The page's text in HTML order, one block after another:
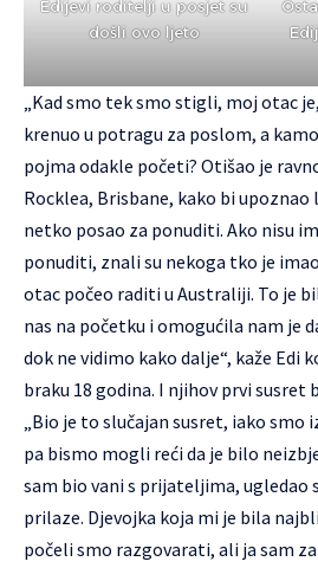
Edijevi roditelji u posjet su
došli ovo ljeto
„Kad smo tek smo stigli, moj otac
krenuo u potragu za poslom, a
pojma odakle početi? Otišao je
Rocklea, Brisbane, kako bi
netko posao za ponuditi. Ako nisu
ponuditi, znali su nekoga tko je
otac počeo raditi u Australiji. To je
nas na početku i omogućila nam je
dok ne vidimo kako dalje“, kaže Edi
braku 18 godina. I njihov prvi
„Bio je to slučajan susret, iako smo
pa bismo mogli reći da je bilo
sam bio vani s prijateljima, ugledao
prilaze. Djevojka koja mi je bila
počeli smo razgovarati, ali ja sam